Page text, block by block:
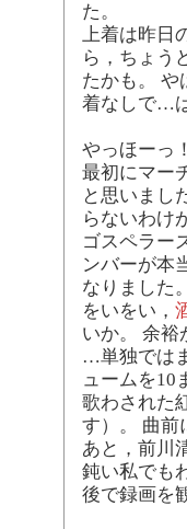
た。
上着は昨日
ら，ちょう
たかも。 や
着なしで…
やっほーっ
最初にマー
と思いまし
らないわけ
ゴスペラー
ンバーが本
なりました
をいをい，
いか。 余裕
…単独では
ュームを10
歌わされた
す）。 曲
あと，前川
鈍い私でも
後で録画を